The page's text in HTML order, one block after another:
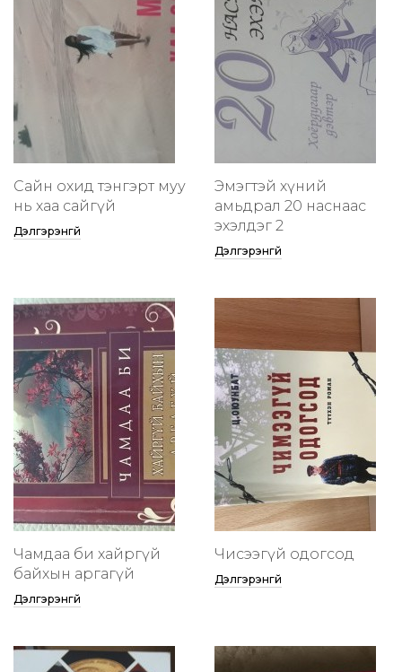
Сайн охид тэнгэрт муу
нь хаа сайгүй
Дэлгэрэнгүй
Эмэгтэй хүний
амьдрал 20 наснаас
эхэлдэг 2
Дэлгэрэнгүй
Чамдаа би хайргүй
байхын аргагүй
Дэлгэрэнгүй
Чисээгүй одогсод
Дэлгэрэнгүй